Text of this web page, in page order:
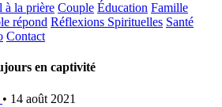
à la prière Couple Éducation Famille
répond Réflexions Spirituelles Santé
Contact
en captivité
• 14 août 2021